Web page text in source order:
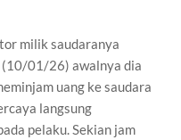
milik saudaranya
(10/01/26) awalnya dia
uang ke saudara
langsung
pelaku. Sekian jam